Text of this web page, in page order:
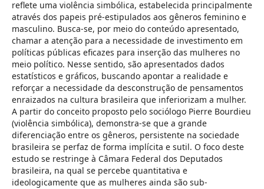
reflete uma violência simbólica, estabelecida principalmente
através dos papeis pré-estipulados aos gêneros feminino e
masculino. Busca-se, por meio do conteúdo apresentado,
chamar a atenção para a necessidade de investimento em
políticas públicas eficazes para inserção das mulheres no
meio político. Nesse sentido, são apresentados dados
estatísticos e gráficos, buscando apontar a realidade e
reforçar a necessidade da desconstrução de pensamentos
enraizados na cultura brasileira que inferiorizam a mulher.
A partir do conceito proposto pelo sociólogo Pierre Bourdieu
(violência simbólica), demonstra-se que a grande
diferenciação entre os gêneros, persistente na sociedade
brasileira se perfaz de forma implícita e sutil. O foco deste
estudo se restringe à Câmara Federal dos Deputados
brasileira, na qual se percebe quantitativa e
ideologicamente que as mulheres ainda são sub-